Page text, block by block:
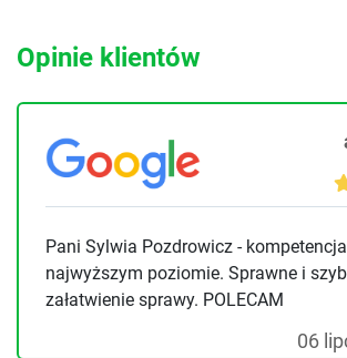
Opinie klientów
Pani Sylwia Pozdrowicz -
najwyższym poziomie. Sprawne i
załatwienie sprawy. POLECAM
06